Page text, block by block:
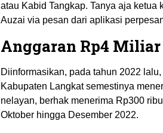
atau Kabid Tangkap. Tanya aja ketua
Auzai via pesan dari aplikasi
Anggaran Rp4 Miliar
Diinformasikan, pada tahun 2022
Kabupaten Langkat semestinya
nelayan, berhak menerima Rp300
Oktober hingga Desember 2022.